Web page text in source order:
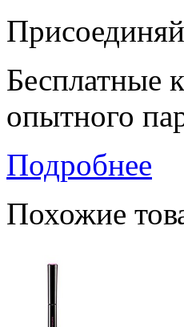
Бесплатные
опытного
Подробнее
Похожие